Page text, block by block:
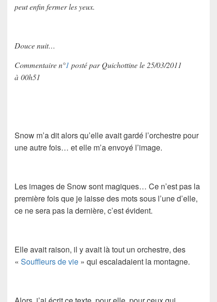
peut enfin fermer les yeux.
Douce nuit…
Commentaire n°1 posté par Quichottine le 25/03/2011
à 00h51
Snow m’a dit alors qu’elle avait gardé l’orchestre pour
une autre fois… et elle m’a envoyé l’image.
Les images de Snow sont magiques… Ce n’est pas la
première fois que je laisse des mots sous l’une d’elle,
ce ne sera pas la dernière, c’est évident.
Elle avait raison, il y avait là tout un orchestre, des
« Souffleurs de vie » qui escaladaient la montagne.